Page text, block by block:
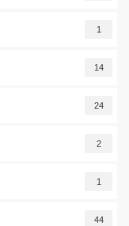
1
14
24
2
1
44